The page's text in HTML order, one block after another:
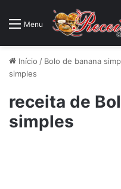
Menu
Início / Bolo de banana
simples
receita de
simples